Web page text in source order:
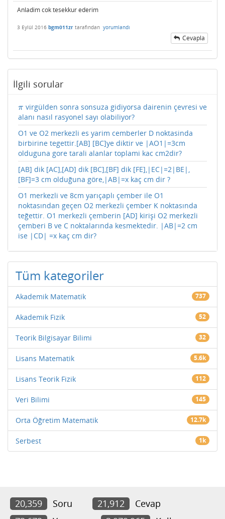
Anladim cok tesekkur ederim
3 Eylül 2016 bgm011zr tarafından yorumlandı
Cevapla
İlgili sorular
π
π virgülden sonra sonsuza gidiyorsa dairenin çevresi ve
alanı nasıl rasyonel sayı olabiliyor?
O1 ve O2 merkezli es yarim cemberler D noktasinda
birbirine tegettir.[AB] [BC]ye diktir ve |AO1|=3cm
olduguna gore tarali alanlar toplami kac cm2dir?
[AB] dik [AC],[AD] dik [BC],[BF] dik [FE],|EC|=2|BE|,
[BF]=3 cm olduğuna göre,|AB|=x kaç cm dir ?
O1 merkezli ve 8cm yarıçaplı çember ile O1
noktasından geçen O2 merkezli çember K noktasında
teğettir. O1 merkezli çemberin [AD] kirişi O2 merkezli
çemberi B ve C noktalarında kesmektedir. |AB|=2 cm
ise |CD| =x kaç cm dir?
Tüm kategoriler
Akademik Matematik 737
Akademik Fizik 52
Teorik Bilgisayar Bilimi 32
Lisans Matematik 5.6k
Lisans Teorik Fizik 112
Veri Bilimi 145
Orta Öğretim Matematik 12.7k
Serbest 1k
20,359 Soru 21,912
Cevap